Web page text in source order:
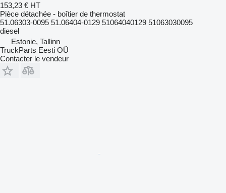
153,23 € HT
Pièce détachée - boîtier de thermostat
51.06303-0095 51.06404-0129 51064040129 51063030095
diesel
Estonie, Tallinn
TruckParts Eesti OÜ
Contacter le vendeur